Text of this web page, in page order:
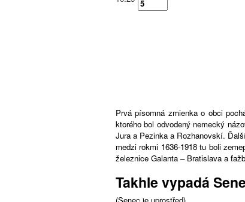
Prvá písomná zmienka o obci
ktorého bol odvodený nemecký
Jura a Pezinka a Rozhanovskí.
medzi rokmi 1636-1918 tu boli
železnice Galanta – Bratislava a
Takhle vypadá